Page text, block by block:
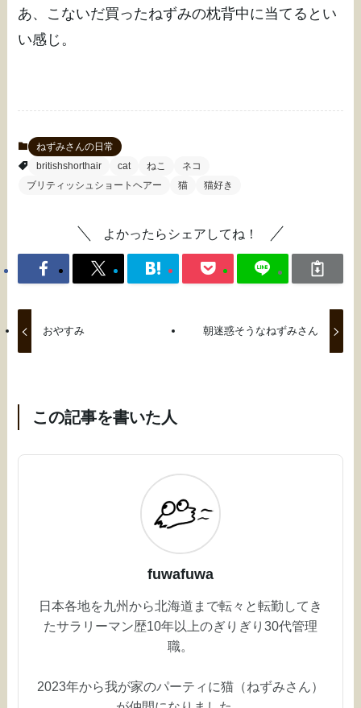
あ、こないだ買ったねずみの枕背中に当てるとい
い感じ。
ねずみさんの日常
britishshorthair
cat ねこ
ネコ
ブリティッシュショートヘアー
猫 猫好き
よかったらシェアしてね！
おやすみ 朝迷惑そうなねずみさん
この記事を書いた人
fuwafuwa
日本各地を九州から北海道まで転々と転勤してき
たサラリーマン歴10年以上のぎりぎり30代管理
職。
2023年から我が家のパーティに猫（ねずみさん）